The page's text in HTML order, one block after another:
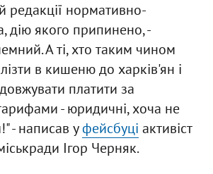
редакції нормативно-
дію якого припинено, -
А ті, хто таким чином
в кишеню до харків'ян і
платити за
- юридичні, хоча не
- написав уфейсбуці активіст
Ігор Черняк.